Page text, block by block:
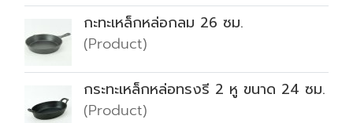
กะทะเหล็กหล่อกลม 26 ซม.
(Product)
กระทะเหล็กหล่อทรงรี 2 หู ขนาด 24 ซม.
(Product)